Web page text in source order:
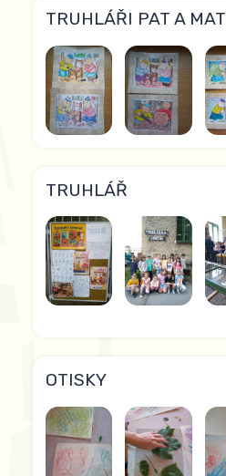
TRUHLÁŘI PAT A MAT
TRUHLÁŘ
OTISKY